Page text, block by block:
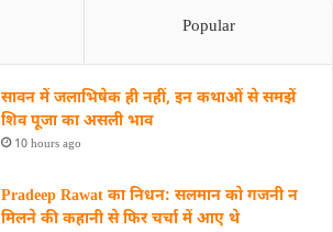
Popular
सावन में जलाभिषेक ही नहीं, इन कथाओं से समझें
शिव पूजा का असली भाव
10 hours ago
Pradeep Rawat का निधन: सलमान को गजनी न
मिलने की कहानी से फिर चर्चा में आए थे